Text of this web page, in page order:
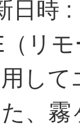
日時
リ
し
、